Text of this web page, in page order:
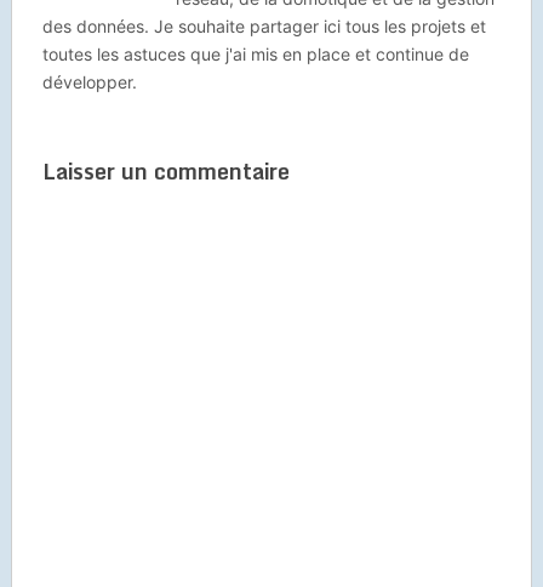
des données. Je souhaite partager ici tous les projets et
toutes les astuces que j'ai mis en place et continue de
développer.
Laisser un commentaire